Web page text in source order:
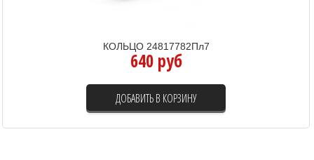
КОЛЬЦО 24817782Пл7
640 руб
ДОБАВИТЬ В КОРЗИНУ